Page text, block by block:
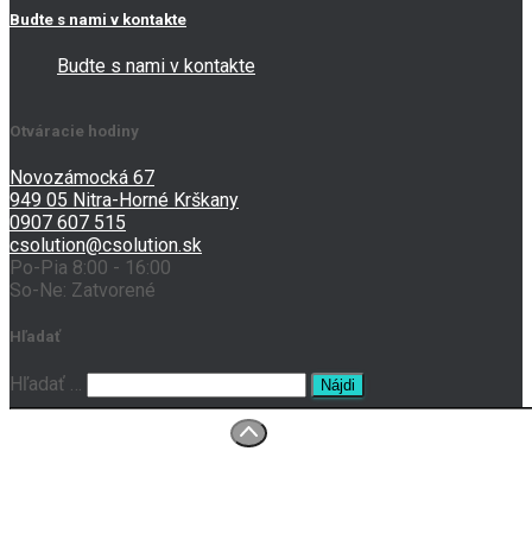
Budte s nami v kontakte
Budte s nami v kontakte
Otváracie hodiny
Novozámocká 67
949 05 Nitra-Horné Krškany
0907 607 515
csolution@csolution.sk
Po-Pia 8:00 - 16:00
So-Ne: Zatvorené
Hľadať
Hľadať:
Hľadať …